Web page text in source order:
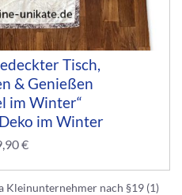
Tisch,
& Genießen
im Winter“
im Winter
€
Kleinunternehmer nach §19 (1)